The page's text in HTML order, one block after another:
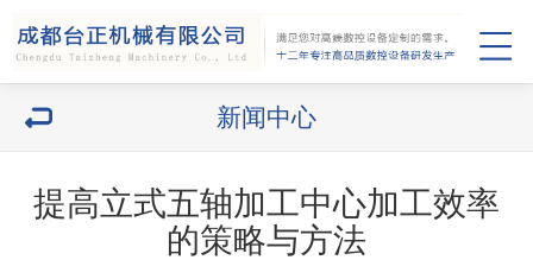
新闻中心
提高立式五轴加工中心加工效率
的策略与方法